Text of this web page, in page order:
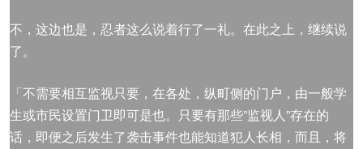
不，这边也是，忍者这么说着行了一礼。在此之上，继续说
了。
「不需要相互监视只要，在各处，纵町侧的门户，由一般学
生或市民设置门卫即可是也。只要有那些”监视人”存在的
话，即便之后发生了袭击事件也能知道犯人长相，而且，将